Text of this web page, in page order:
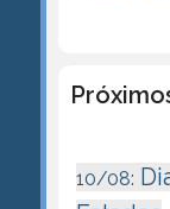
10/08: